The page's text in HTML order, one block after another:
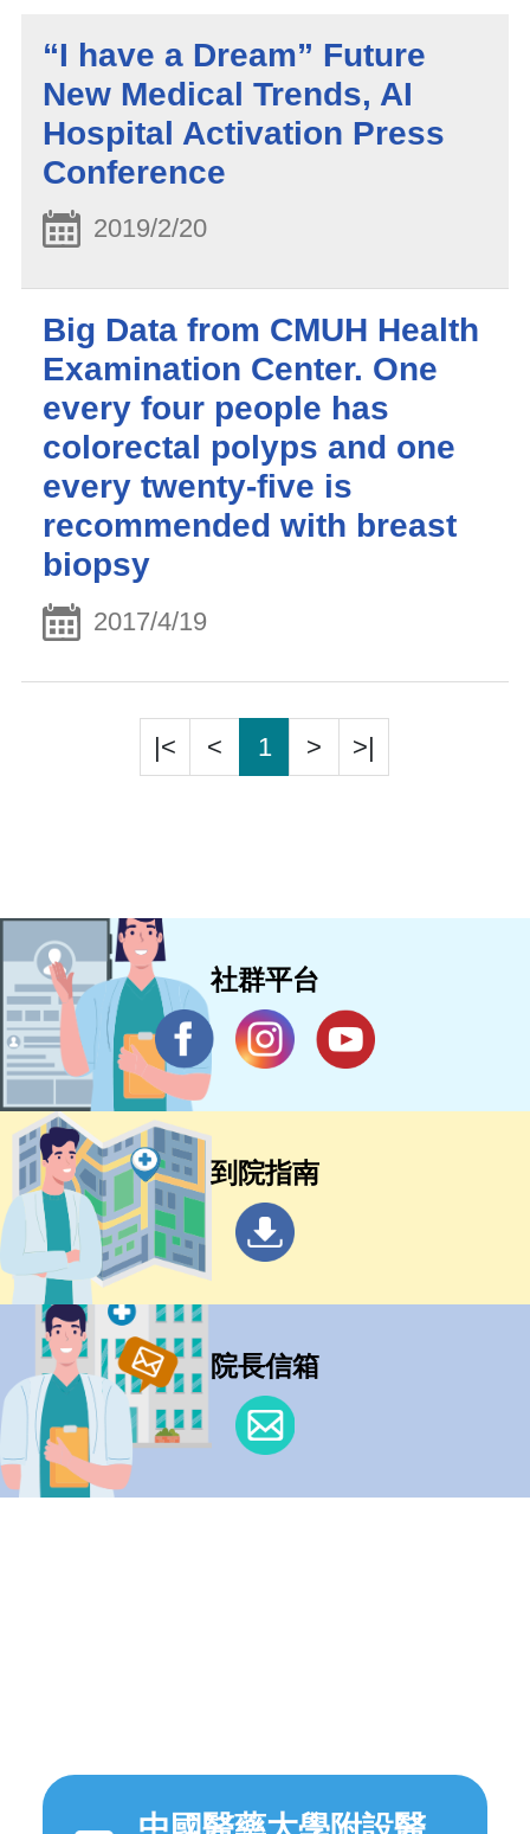
“I have a Dream” Future
New Medical Trends, AI
Hospital Activation Press
Conference
2019/2/20
Big Data from CMUH Health
Examination Center. One
every four people has
colorectal polyps and one
every twenty-five is
recommended with breast
biopsy
2017/4/19
|< < 1 > >|
社群平台
到院指南
院長信箱